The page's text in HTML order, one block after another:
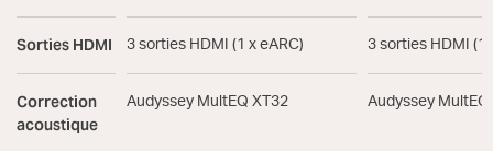
Sorties HDMI
Correction
acoustique
3 sorties HDMI (1 x eARC)
Audyssey MultEQ XT32
3 sorties HDMI (1
Audyssey MultEQ